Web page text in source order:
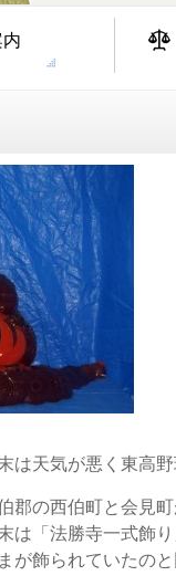
は天気が悪く東高
郡の西伯町と会見
は「法勝寺一式飾
が飾られていたの